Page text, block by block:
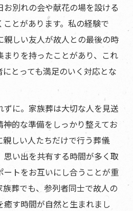
別れの会や献花の場を設ける
とがあります。私の経験で
親しい友人が故人との最後の時
りを持ったことがあり、これ
とっても満足のいく対応とな
に。家族葬は大切な人を見送
的な準備をしっかり整えてお
親しい人たちだけで行う葬儀
思い出を共有する時間が多く取
ートをお互いにし合うことが重
葬でも、参列者同士で故人の
す時間が自然と生まれまし